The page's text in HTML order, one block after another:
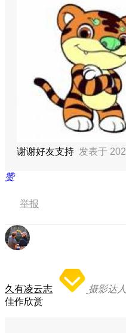
谢谢好友支持 发表于
赞
举报
久有凌云志 摄影达人
佳作欣赏